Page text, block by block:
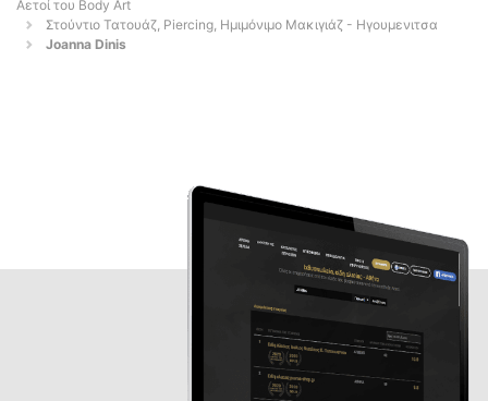
Αετοί του Body Art
Στούντιο Τατουάζ, Piercing, Ημιμόνιμο Μακιγιάζ - Ηγουμενιτσα
Joanna Dinis